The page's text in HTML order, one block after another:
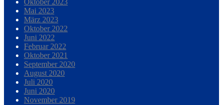
Oktober 2023
Mai 2023
März 2023
Oktober 2022
Juni 2022
Februar 2022
Oktober 2021
September 2020
August 2020
Juli 2020
Juni 2020
November 2019